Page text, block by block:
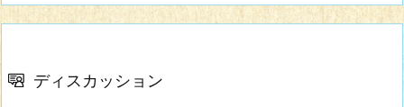
ディスカッション